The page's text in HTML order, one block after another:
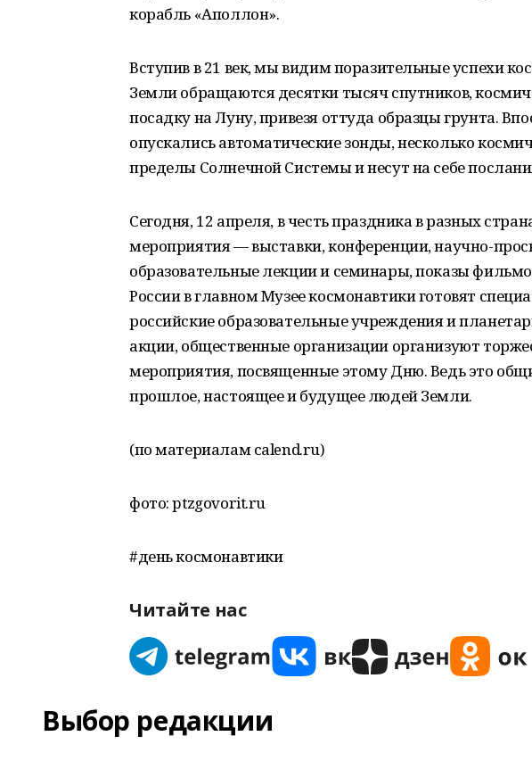
корабль «Аполлон».
Вступив в 21 век, мы видим поразительные успехи
Земли обращаются десятки тысяч спутников,
посадку на Луну, привезя оттуда образцы грунта.
опускались автоматические зонды, несколько
пределы Солнечной Системы и несут на себе
Сегодня, 12 апреля, в честь праздника в разных
мероприятия — выставки, конференции, научно-
образовательные лекции и семинары, показы
России в главном Музее космонавтики готовят
российские образовательные учреждения и
акции, общественные организации организуют
мероприятия, посвященные этому Дню. Ведь это
прошлое, настоящее и будущее людей Земли.
(по материалам calend.ru)
фото: ptzgovorit.ru
#день космонавтики
Читайте нас
Выбор редакции